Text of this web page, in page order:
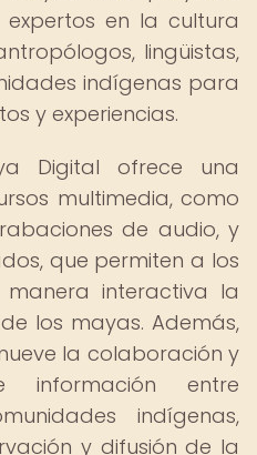
en la cultura
lingüistas,
indígenas para
y experiencias.
Digital ofrece una
multimedia, como
de audio, y
que permiten a los
interactiva la
los mayas. Además,
la colaboración y
información entre
indígenas,
y difusión de la